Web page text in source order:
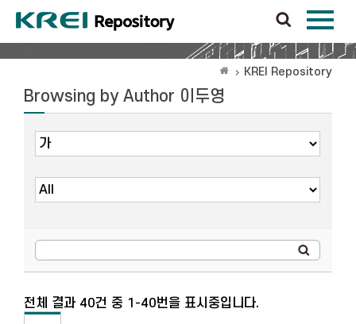
KREI Repository
Browsing by Author 이두영
전체 결과 40건 중 1-40번을 표시중입니다.